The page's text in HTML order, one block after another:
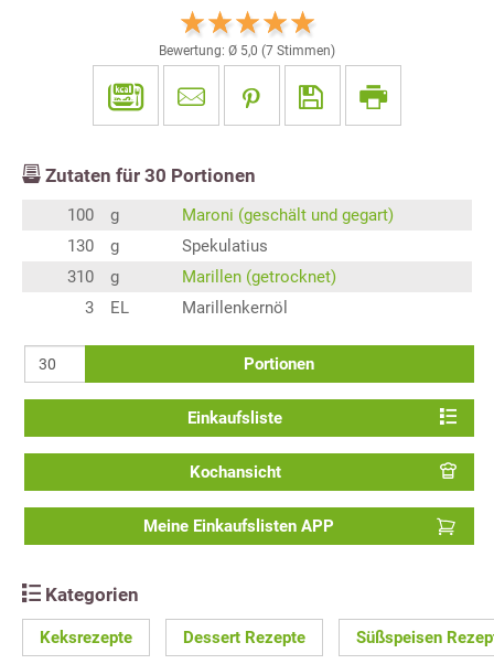
Bewertung: Ø 5,0 (7 Stimmen)
Zutaten für 30 Portionen
100 g
Maroni (geschält und gegart)
130
g
Spekulatius
310
g
Marillen (getrocknet)
3
EL Marillenkernöl
Portionen
Einkaufsliste
Kochansicht
Meine Einkaufslisten APP
Kategorien
Keksrezepte Dessert Rezepte Süßspeisen